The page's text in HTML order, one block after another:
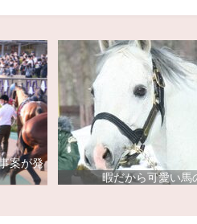
案が発
暇だから可愛い馬